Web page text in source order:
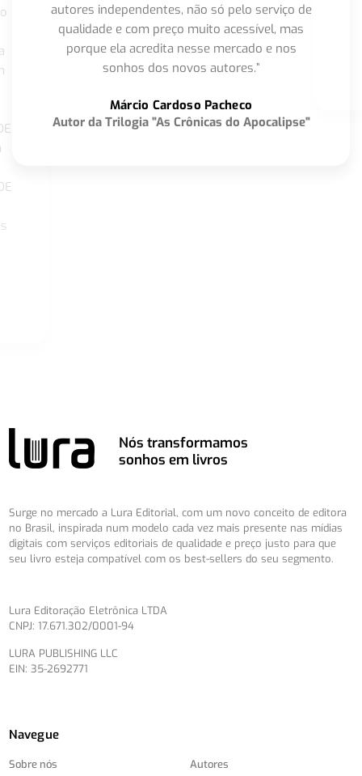
autores independentes, não só pelo serviço de
qualidade e com preço muito acessível, mas
porque ela acredita nesse mercado e nos
sonhos dos novos autores.”
Márcio Cardoso Pacheco
Autor da Trilogia "As Crônicas do Apocalipse"
Nós transformamos
sonhos em livros
Surge no mercado a Lura Editorial, com um novo conceito de editora
no Brasil, inspirada num modelo cada vez mais presente nas mídias
digitais com serviços editoriais de qualidade e preço justo para que
seu livro esteja compatível com os best-sellers do seu segmento.
Lura Editoração Eletrônica LTDA
CNPJ: 17.671.302/0001-94
LURA PUBLISHING LLC
EIN: 35-2692771
Navegue
Sobre nós
Autores